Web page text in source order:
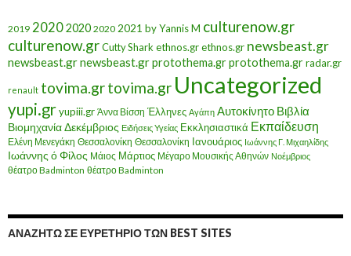
2019 20202020 2020 2021 by Yannis M culturenow.gr
culturenow.grCutty Sharkethnos.grethnos.gr newsbeast.gr
newsbeast.grnewsbeast.grprotothema.grprotothema.grradar.gr
renault tovima.grtovima.gr Uncategorized
yupi.gryupiii.gr Άννα Βίσση Έλληνες Αγάπη Αυτοκίνητο Βιβλία
ΒιομηχανίαΔεκέμβριος Ειδήσεις Υγείας Εκκλησιαστικά Εκπαίδευση
Ελένη Μενεγάκη Θεσσαλονίκη Θεσσαλονίκη Ιανουάριος Ιωάννης Γ. Μιχαηλίδης
Ιωάννης ό Φίλος Μάιος Μάρτιος Μέγαρο Μουσικής Αθηνών Νοέμβριος
θέατρο Badminton θέατρο Badminton
ΑΝΑΖΗΤΏ ΣΕ ΕΥΡΕΤΉΡΙΟ ΤΩΝ BEST SITES